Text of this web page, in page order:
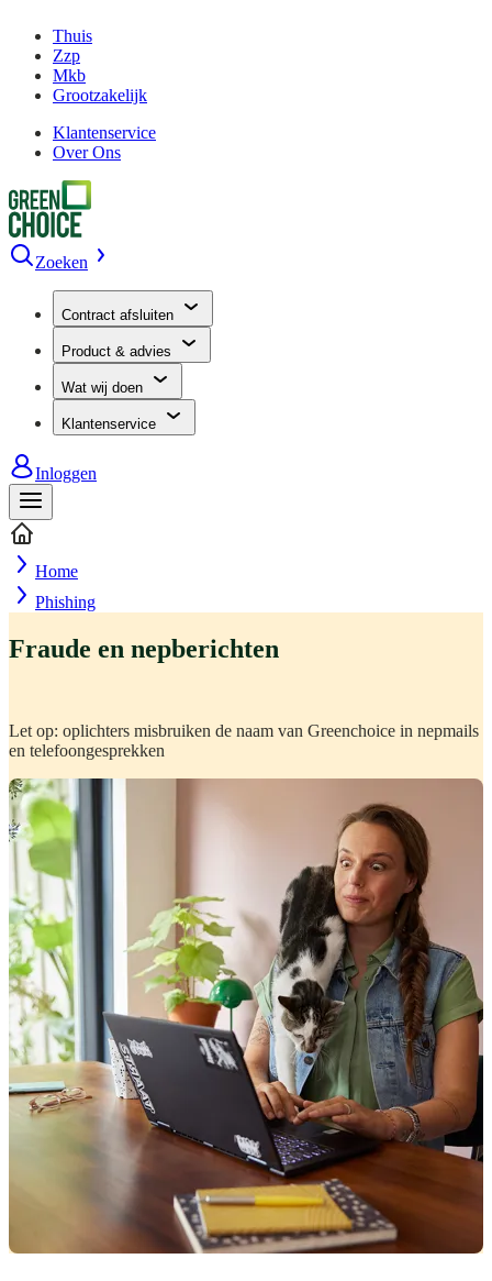
Thuis
Zzp
Mkb
Grootzakelijk
Klantenservice
Over Ons
Zoeken
Contract afsluiten
Product & advies
Wat wij doen
Klantenservice
Inloggen
Home
Phishing
Fraude en nepberichten
Let op: oplichters misbruiken de naam van Greenchoice in nepmails
en telefoongesprekken